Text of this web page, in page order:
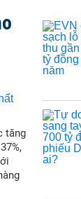
tăng